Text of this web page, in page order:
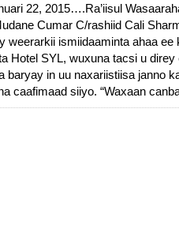
22, 2015….Ra’iisul
Cumar C/rashiid Cali
weerarkii ismiidaaminta ahaa ee
Hotel SYL, wuxuna tacsi u direy
baryay in uu naxariistiisa janno
caafimaad siiyo. “Waxaan